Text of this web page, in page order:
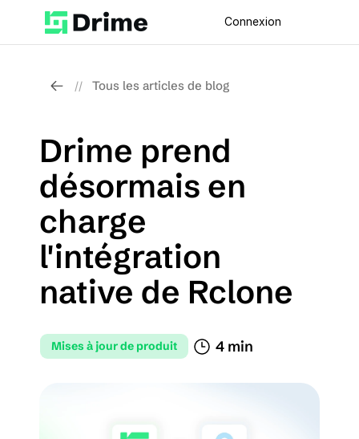
Connexion
// Tous les articles de blog
Mises à jour de produit 4 min
Drime prend
désormais en
charge
l'intégration
native de Rclone